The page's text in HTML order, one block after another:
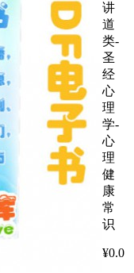
讲
道
类-
圣
经
心
理
学-
心
理
健
康
常
识
¥0.0